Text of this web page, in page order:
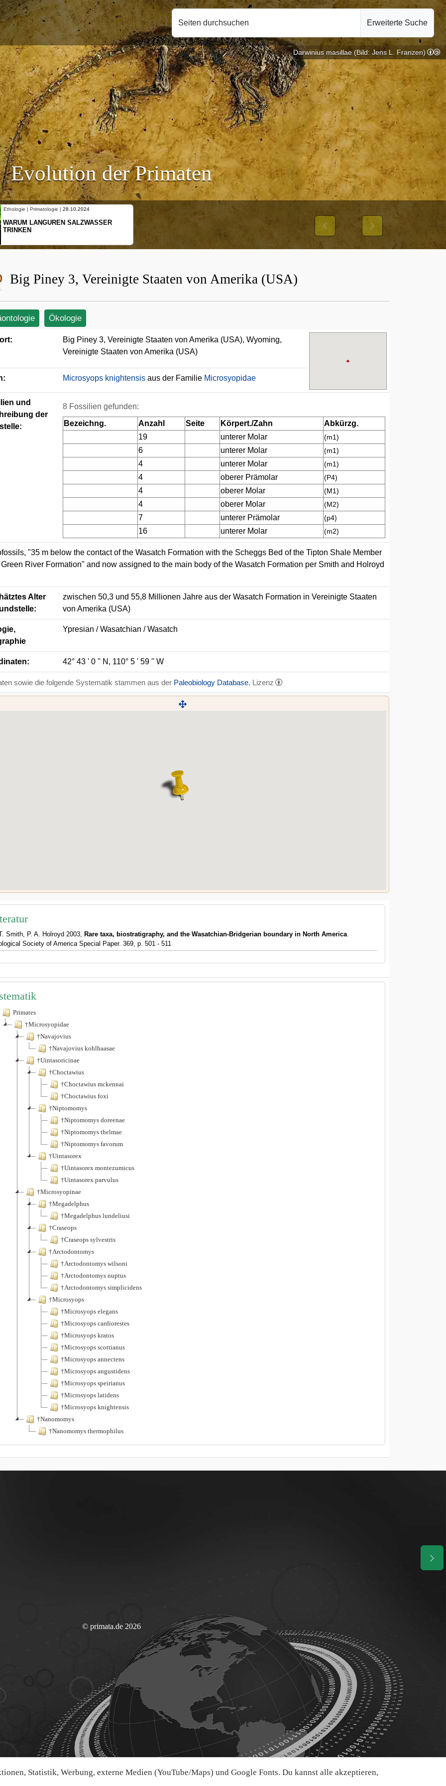
Seiten durchsuchen Erweiterte Suche
Evolution der Primaten
Ethologie | Primatologie |10.10.2024
NEUES VON WEIBLICHEN
SCHOPFGIBBONS UND IHRER
Previous Next
Statistik, Werbung, externe Medien (YouTube/Maps) und Google Fonts. Du kannst alle akzeptieren,
Darwinius masillae (Bild: Jens L. Franzen)
Big Piney 3, Vereinigte Staaten von Amerika (USA)
Ökologie
Big Piney 3, Vereinigte Staaten von Amerika (USA), Wyoming,
Vereinigte Staaten von Amerika (USA)
Microsyops knightensis aus der Familie Microsyopidae
und
der
8 Fossilien gefunden:
Bezeichng.
Anzahl Seite Körpert./Zahn
Abkürzg.
19
unterer Molar (m1)
6 unterer Molar (m1)
4 unterer Molar (m1)
4 oberer Prämolar (P4)
4 oberer Molar (M1)
4 oberer Molar (M2)
7 unterer Prämolar (p4)
16 unterer Molar (m2)
"35 m below the contact of the Wasatch Formation with the Scheggs Bed of the Tipton Shale Member
River Formation" and now assigned to the main body of the Wasatch Formation per Smith and Holroyd
Alter
zwischen 50,3 und 55,8 Millionen Jahre aus der Wasatch Formation in Vereinigte Staaten
von Amerika (USA)
Ypresian / Wasatchian / Wasatch
42° 43 ' 0 '' N, 110° 5 ' 59 '' W
sowie die folgende Systematik stammen aus der Paleobiology Database, Lizenz
Smith, P. A. Holroyd 2003, Rare taxa, biostratigraphy, and the Wasatchian-Bridgerian boundary in North America.
Society of America Special Paper. 369, p. 501 - 511
Primates
†Microsyopidae
†Navajovius
†Navajovius kohlhaasae
†Uintasoricinae
†Choctawius
†Choctawius mckennai
†Choctawius foxi
†Niptomomys
†Niptomomys doreenae
†Niptomomys thelmae
†Niptomomys favorum
†Uintasorex
†Uintasorex montezumicus
†Uintasorex parvulus
†Microsyopinae
†Megadelphus
†Megadelphus lundeliusi
†Craseops
†Craseops sylvestris
†Arctodontomys
†Arctodontomys wilsoni
†Arctodontomys nuptus
†Arctodontomys simplicidens
†Microsyops
†Microsyops elegans
†Microsyops cardiorestes
†Microsyops kratos
†Microsyops scottianus
†Microsyops annectens
†Microsyops angustidens
†Microsyops speirianus
†Microsyops latidens
†Microsyops knightensis
†Nanomomys
†Nanomomys thermophilus
© primata.de 2026